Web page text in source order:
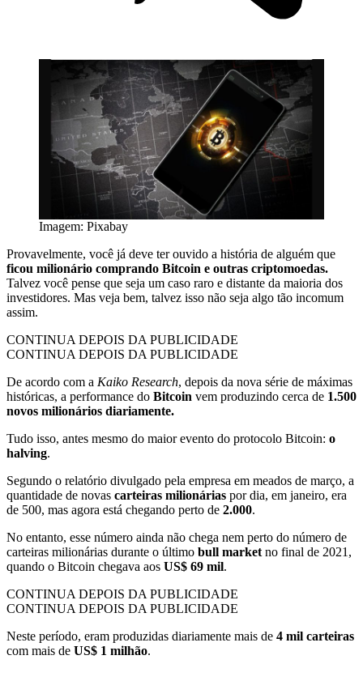
Imagem: Pixabay
Provavelmente, você já deve ter ouvido a história de alguém que
ficou milionário comprando Bitcoin e outras criptomoedas.
Talvez você pense que seja um caso raro e distante da maioria dos
investidores. Mas veja bem, talvez isso não seja algo tão incomum
assim.
CONTINUA DEPOIS DA PUBLICIDADE
CONTINUA DEPOIS DA PUBLICIDADE
De acordo com a Kaiko Research, depois da nova série de máximas
históricas, a performance do Bitcoin vem produzindo cerca de 1.500
novos milionários diariamente.
Tudo isso, antes mesmo do maior evento do protocolo Bitcoin: o
halving.
Segundo o relatório divulgado pela empresa em meados de março, a
quantidade de novas carteiras milionárias por dia, em janeiro, era
de 500, mas agora está chegando perto de 2.000.
No entanto, esse número ainda não chega nem perto do número de
carteiras milionárias durante o último bull market no final de 2021,
quando o Bitcoin chegava aos US$ 69 mil.
CONTINUA DEPOIS DA PUBLICIDADE
CONTINUA DEPOIS DA PUBLICIDADE
Neste período, eram produzidas diariamente mais de 4 mil carteiras
com mais de US$ 1 milhão.